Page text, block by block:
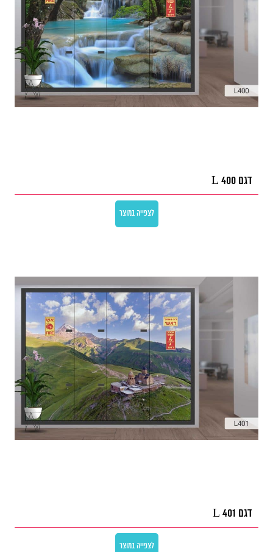
דגם L 400
לצפייה במוצר
דגם L 401
לצפייה במוצר